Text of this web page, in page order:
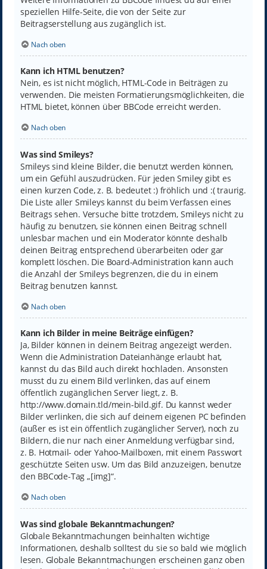
speziellen Hilfe-Seite, die von der Seite zur
Beitragserstellung aus zugänglich ist.
Nach oben
Kann ich HTML benutzen?
Nein, es ist nicht möglich, HTML-Code in Beiträgen zu
verwenden. Die meisten Formatierungsmöglichkeiten, die
HTML bietet, können über BBCode erreicht werden.
Nach oben
Was sind Smileys?
Smileys sind kleine Bilder, die benutzt werden können,
um ein Gefühl auszudrücken. Für jeden Smiley gibt es
einen kurzen Code, z. B. bedeutet :) fröhlich und :( traurig.
Die Liste aller Smileys kannst du beim Verfassen eines
Beitrags sehen. Versuche bitte trotzdem, Smileys nicht zu
häufig zu benutzen, sie können einen Beitrag schnell
unlesbar machen und ein Moderator könnte deshalb
deinen Beitrag entsprechend überarbeiten oder gar
komplett löschen. Die Board-Administration kann auch
die Anzahl der Smileys begrenzen, die du in einem
Beitrag benutzen kannst.
Nach oben
Kann ich Bilder in meine Beiträge einfügen?
Ja, Bilder können in deinem Beitrag angezeigt werden.
Wenn die Administration Dateianhänge erlaubt hat,
kannst du das Bild auch direkt hochladen. Ansonsten
musst du zu einem Bild verlinken, das auf einem
öffentlich zugänglichen Server liegt, z. B.
http://www.domain.tld/mein-bild.gif. Du kannst weder
Bilder verlinken, die sich auf deinem eigenen PC befinden
(außer es ist ein öffentlich zugänglicher Server), noch zu
Bildern, die nur nach einer Anmeldung verfügbar sind,
z. B. Hotmail- oder Yahoo-Mailboxen, mit einem Passwort
geschützte Seiten usw. Um das Bild anzuzeigen, benutze
den BBCode-Tag „[img]“.
Nach oben
Was sind globale Bekanntmachungen?
Globale Bekanntmachungen beinhalten wichtige
Informationen, deshalb solltest du sie so bald wie möglich
lesen. Globale Bekanntmachungen erscheinen ganz oben